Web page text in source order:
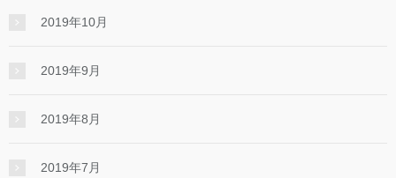
2019年10月
2019年9月
2019年8月
2019年7月